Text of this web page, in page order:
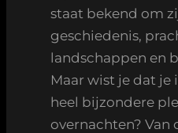
staat bekend om
geschiedenis,
landschappen en
Maar wist je dat je
heel bijzondere
overnachten? Van